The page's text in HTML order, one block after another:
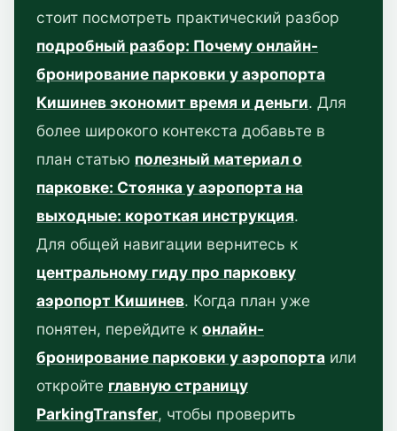
стоит посмотреть практический разбор
подробный разбор: Почему онлайн-
бронирование парковки у аэропорта
Кишинев экономит время и деньги. Для
более широкого контекста добавьте в
план статью полезный материал о
парковке: Стоянка у аэропорта на
выходные: короткая инструкция.
Для общей навигации вернитесь к
центральному гиду про парковку
аэропорт Кишинев. Когда план уже
понятен, перейдите к онлайн-
бронирование парковки у аэропорта или
откройте главную страницу
ParkingTransfer, чтобы проверить